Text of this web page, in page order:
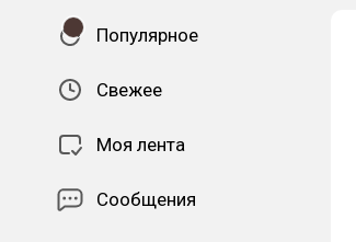
Популярное
Свежее
Моя лента
Сообщения